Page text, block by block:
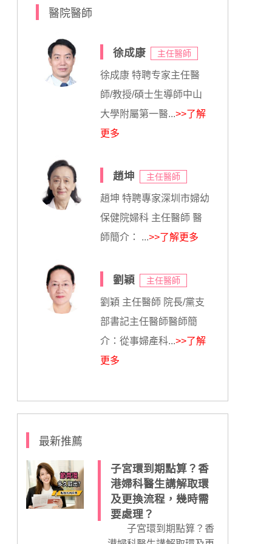
醫院醫師
徐成康 主任醫師
徐成康 特聘专家主任醫
師/教授/碩士生導師中山
大學附屬第一醫...>>了解
更多
趙坤 主任醫師
趙坤 特聘專家深圳市婦幼
保健院婦科 主任醫師 醫
師簡介： ...>>了解更多
劉穎 主任醫師
劉穎 主任醫師 院長/黨支
部書記主任醫師醫師簡
介：從事婦產科...>>了解
更多
最新推薦
子宮環到期點算？香
港婦科醫生講解取環
及更換流程，幾時需
要處理？
子宮環到期點算？香